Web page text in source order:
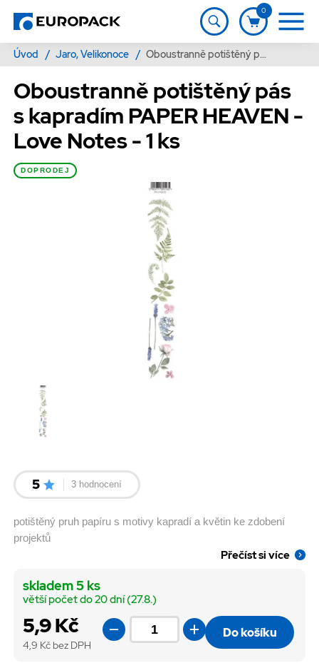
0
Úvod / Jaro, Velikonoce / Oboustranně potištěný pás s kapradím PAPER HEAVEN - Love Notes - 1 ks
Oboustranně potištěný pás
s kapradím PAPER HEAVEN -
Love Notes - 1 ks
DOPRODEJ
5 3 hodnocení
potištěný pruh papíru s motivy kapradí a květin ke zdobení
projektů
Přečíst si více
5,9 Kč
4,9 Kč bez DPH
skladem 5 ks
větší počet do 20 dní (27.8.)
Do košíku